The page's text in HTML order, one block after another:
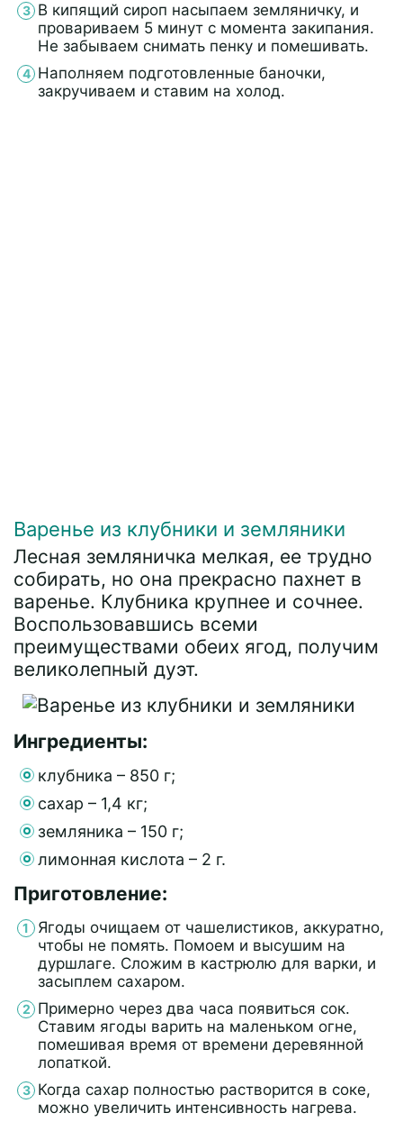
В кипящий сироп насыпаем земляничку, и
провариваем 5 минут с момента закипания.
Не забываем снимать пенку и помешивать.
Наполняем подготовленные баночки,
закручиваем и ставим на холод.
Варенье из клубники и земляники
Лесная земляничка мелкая, ее трудно
собирать, но она прекрасно пахнет в
варенье. Клубника крупнее и сочнее.
Воспользовавшись всеми
преимуществами обеих ягод, получим
великолепный дуэт.
Ингредиенты:
клубника – 850 г;
сахар – 1,4 кг;
земляника – 150 г;
лимонная кислота – 2 г.
Приготовление:
Ягоды очищаем от чашелистиков, аккуратно,
чтобы не помять. Помоем и высушим на
дуршлаге. Сложим в кастрюлю для варки, и
засыплем сахаром.
Примерно через два часа появиться сок.
Ставим ягоды варить на маленьком огне,
помешивая время от времени деревянной
лопаткой.
Когда сахар полностью растворится в соке,
можно увеличить интенсивность нагрева.